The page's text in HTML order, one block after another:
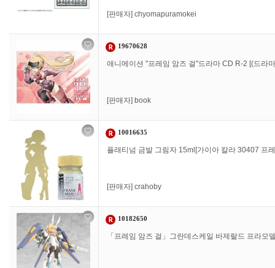
[판매자] chyomapuramokei
19670628
애니메이션 "프레임 암즈 걸"드라마 CD R-2 [(드라
[판매자] book
10016635
플래티넘 금발 그림자 15ml[가이아 칼라 30407 프
[판매자] crahoby
10182650
「프레임 암즈 걸」그란데스케일 바제랄드 프라